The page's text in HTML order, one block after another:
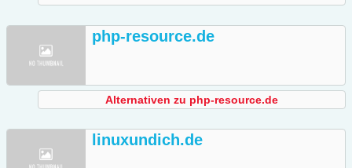
php-resource.de
Alternativen zu php-resource.de
linuxundich.de